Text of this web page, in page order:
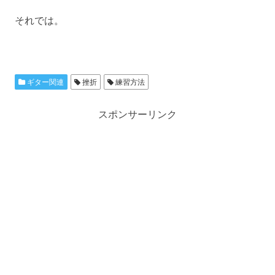
それでは。
ギター関連 挫折 練習方法
スポンサーリンク